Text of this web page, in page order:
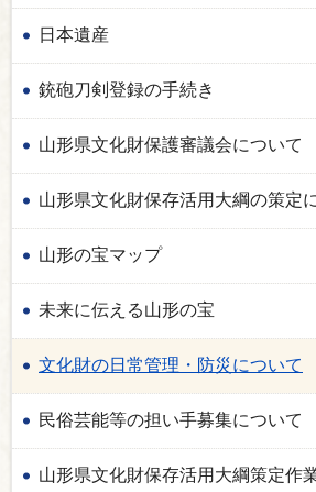
日本遺産
銃砲刀剣登録の手続き
山形県文化財保護審議会について
山形県文化財保存活用大綱の策定
山形の宝マップ
未来に伝える山形の宝
文化財の日常管理・防災について
民俗芸能等の担い手募集について
山形県文化財保存活用大綱策定作